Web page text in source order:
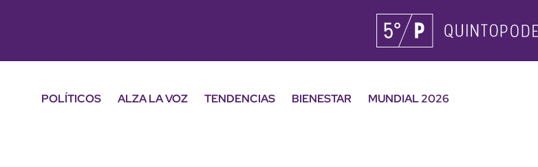
POLÍTICOS ALZA LA VOZ TENDENCIAS BIENESTAR
MUNDIAL 2026